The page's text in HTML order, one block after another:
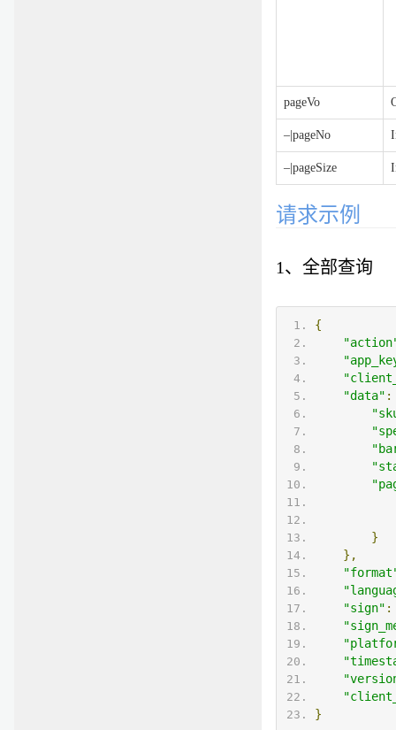
pageVo
–|pageNo
–|pageSize
请求示例
1、全部查询
{
"data" :
}
},
"sign" :
}